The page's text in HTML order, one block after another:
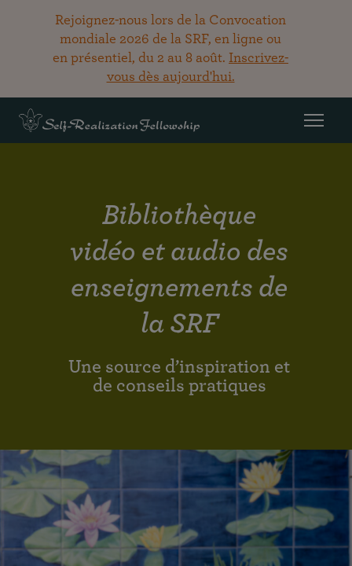
Rejoignez-nous lors de la Convocation
mondiale 2026 de la SRF, en ligne ou
en présentiel, du 2 au 8 août. Inscrivez-
vous dès aujourd'hui.
Bibliothèque
vidéo et audio des
enseignements de
la SRF
Une source d’inspiration et
de conseils pratiques